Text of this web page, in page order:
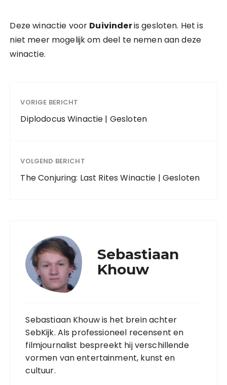
Deze winactie voor Duivinderis gesloten. Het is
niet meer mogelijk om deel te nemen aan deze
winactie.
VORIGE BERICHT
Diplodocus Winactie | Gesloten
VOLGEND BERICHT
The Conjuring: Last Rites Winactie | Gesloten
Sebastiaan
Khouw
Sebastiaan Khouw is het brein achter
SebKijk. Als professioneel recensent en
filmjournalist bespreekt hij verschillende
vormen van entertainment, kunst en
cultuur.